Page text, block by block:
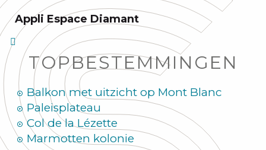
Appli Espace Diamant
TOPBESTEMMINGEN
Balkon met uitzicht op Mont Blanc
Paleisplateau
Col de la Lézette
Marmotten kolonie